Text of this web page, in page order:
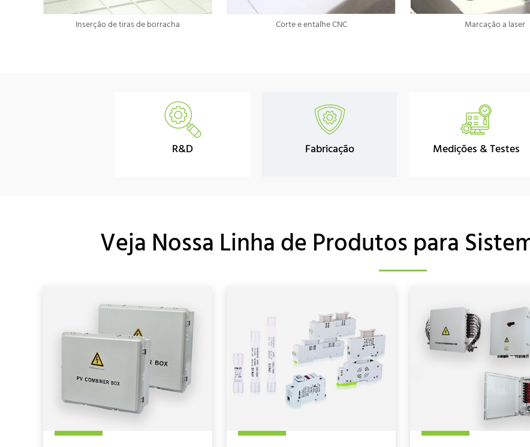
Inserção de tiras de borracha Corte e entalhe CNC Marcação a laser
R&D Fabricação Medições & Testes
Veja Nossa Linha de Produtos para